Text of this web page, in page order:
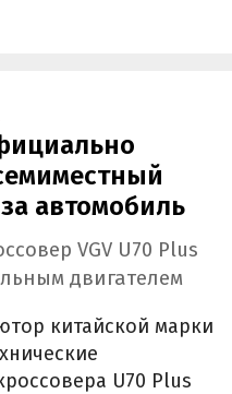
автомобиль
VGV U70 Plus
двигателем
китайской марки
U70 Plus